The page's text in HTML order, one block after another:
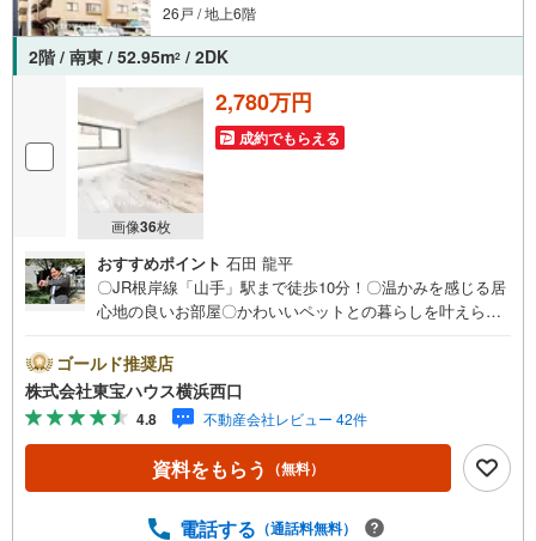
26戸 / 地上6階
2階 / 南東 / 52.95m2 / 2DK
画像36枚
2,780万円
成約でもらえる
おすすめポイント 石田 龍平
〇JR根岸線「山手」駅まで徒歩10分！〇温かみを感じる居
心地の良いお部屋〇かわいいペットとの暮らしを叶えられ
象店舗ーーーー当店で物件を成約するとPayPayボーナスラ
イトがもらえる「Yahoo！ 不動産 物件ご成約キャンペー
ン」の対象になります。「資料をもらう」「見学予約をす
る」ボタンからお問い合わせください。※必ずYahoo！ JAP
AN IDでログインしてください。※PayPayボーナスライト
は出金と譲渡はできません。有効期限は付与日から60日で
ーー紹介金融機関/都市銀行利率/年利 0.95％（変動金利）※
ゴールド推奨店
株式会社東宝ハウス横浜西口
4.8 不動産会社レビュー 42件
資料をもらう （無料）
電話する （通話料無料）